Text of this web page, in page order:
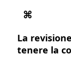
⌘
La
tenere la